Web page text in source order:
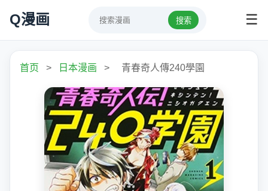
Q漫画 搜索 ☰
首页 > 日本漫画 > 青春奇人傳240學園